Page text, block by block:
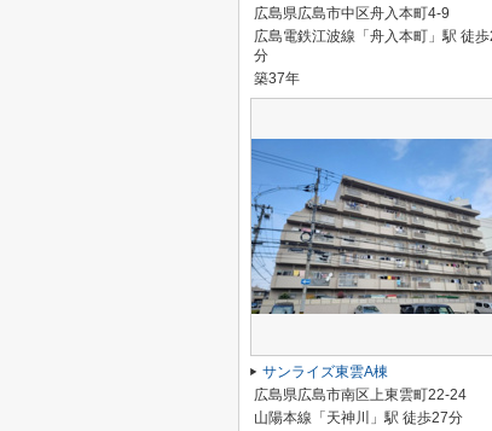
広島県広島市中区舟入本町4-9
広島電鉄江波線「舟入本町」駅 徒歩
分
築37年
サンライズ東雲A棟
広島県広島市南区上東雲町22-24
山陽本線「天神川」駅 徒歩27分